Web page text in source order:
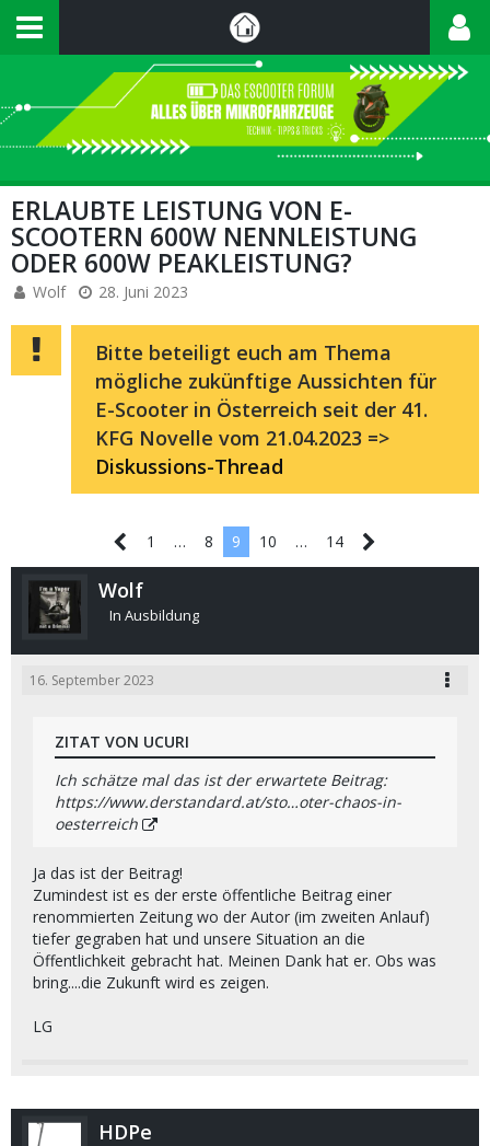
ERLAUBTE LEISTUNG VON E-
SCOOTERN 600W NENNLEISTUNG
ODER 600W PEAKLEISTUNG?
Wolf 28. Juni 2023
Bitte beteiligt euch am Thema
mögliche zukünftige Aussichten für
E-Scooter in Österreich seit der 41.
KFG Novelle vom 21.04.2023 =>
Diskussions-Thread
1 … 8 9 10 … 14
Wolf
In Ausbildung
16. September 2023
ZITAT VON UCURI
Ich schätze mal das ist der erwartete Beitrag:
https://www.derstandard.at/sto…oter-chaos-in-
oesterreich
Ja das ist der Beitrag!
Zumindest ist es der erste öffentliche Beitrag einer
renommierten Zeitung wo der Autor (im zweiten Anlauf)
tiefer gegraben hat und unsere Situation an die
Öffentlichkeit gebracht hat. Meinen Dank hat er. Obs was
bring....die Zukunft wird es zeigen.
LG
HDPe